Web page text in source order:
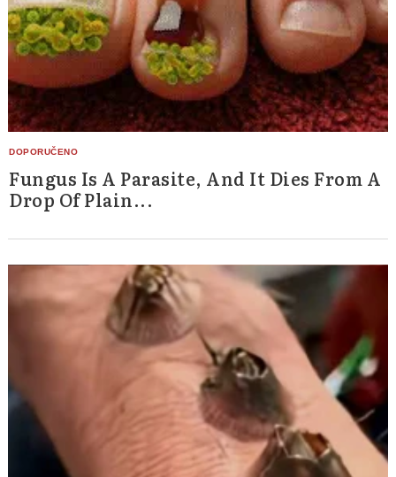
Fungus Is A Parasite, And It Dies From A
Drop Of Plain...